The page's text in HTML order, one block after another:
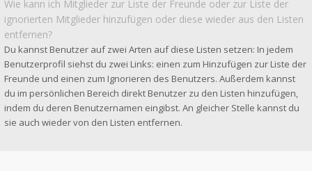
Wie kann ich Mitglieder zur Liste der Freunde oder zur Liste der
ignorierten Mitglieder hinzufügen oder diese wieder aus den Listen
entfernen?
Du kannst Benutzer auf zwei Arten auf diese Listen setzen: In jedem
Benutzerprofil siehst du zwei Links: einen zum Hinzufügen zur Liste der
Freunde und einen zum Ignorieren des Benutzers. Außerdem kannst
du im persönlichen Bereich direkt Benutzer zu den Listen hinzufügen,
indem du deren Benutzernamen eingibst. An gleicher Stelle kannst du
sie auch wieder von den Listen entfernen.